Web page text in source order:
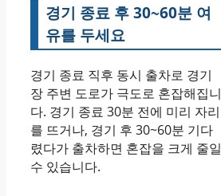
경기 종료 후 30~60분 여
유를 두세요
경기 종료 직후 동시 출차로 경기
장 주변 도로가 극도로 혼잡해집니
다. 경기 종료 30분 전에 미리 자리
를 뜨거나, 경기 후 30~60분 기다
렸다가 출차하면 혼잡을 크게 줄일
수 있습니다.